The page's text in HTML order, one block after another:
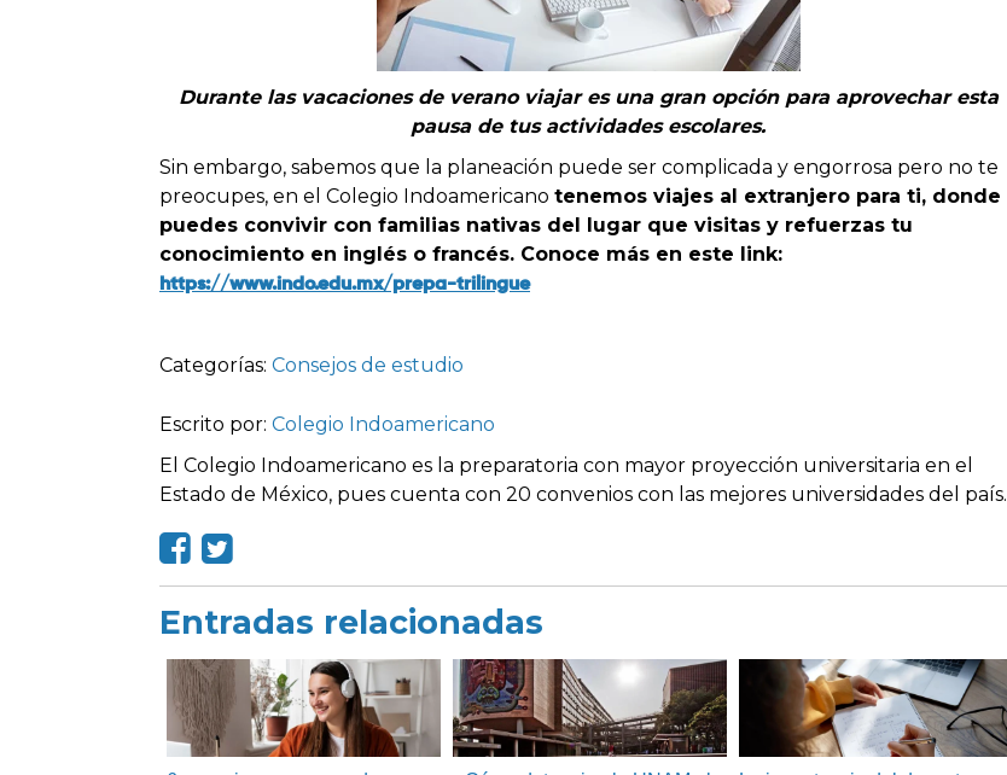
Durante las vacaciones de verano viajar es una gran opción para aprovechar esta
pausa de tus actividades escolares.
Sin embargo, sabemos que la planeación puede ser complicada y engorrosa pero no te
preocupes, en el Colegio Indoamericano tenemos viajes al extranjero para ti, donde
puedes convivir con familias nativas del lugar que visitas y refuerzas tu
conocimiento en inglés o francés. Conoce más en este link:
https://www.indo.edu.mx/prepa-trilingue
Categorías: Consejos de estudio
Escrito por: Colegio Indoamericano
El Colegio Indoamericano es la preparatoria con mayor proyección universitaria en el
Estado de México, pues cuenta con 20 convenios con las mejores universidades del país.
Entradas relacionadas